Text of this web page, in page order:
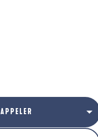
APPELER